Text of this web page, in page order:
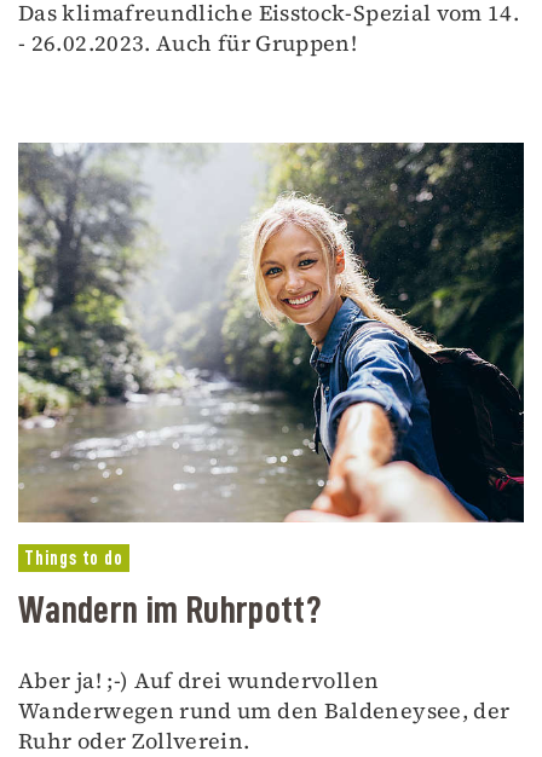
Das klimafreundliche Eisstock-Spezial vom 14.
- 26.02.2023. Auch für Gruppen!
Things to do
Wandern im Ruhrpott?
Aber ja! ;-) Auf drei wundervollen
Wanderwegen rund um den Baldeneysee, der
Ruhr oder Zollverein.